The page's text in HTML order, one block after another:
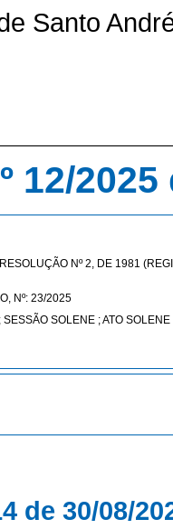
Santo
12/2025
Nº 2, DE 1981
Nº: 23/2025
SOLENE ; ATO SOLENE
de 30/08/